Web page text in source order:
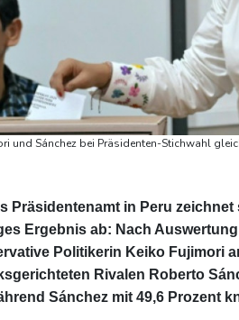
und Sánchez bei Präsidenten-Stichwahl
Präsidentenamt in Peru
Ergebnis ab: Nach
Politikerin Keiko Fujimori
Rivalen Roberto
Sánchez mit 49,6 Prozent